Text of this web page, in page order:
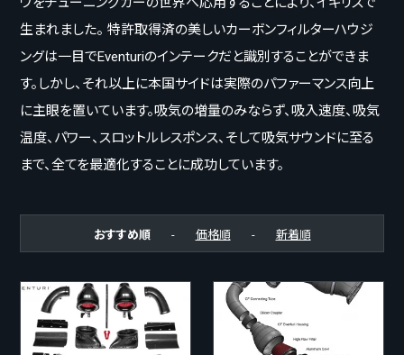
生まれました。 特許取得済の美しいカーボンフィルターハウジ
ングは一目でEventuriのインテークだと識別することができま
す。しかし、それ以上に本国サイドは実際のパファーマンス向上
に主眼を置いています。吸気の増量のみならず、吸入速度、吸気
温度、パワー、スロットルレスポンス、そして吸気サウンドに至る
まで、全てを最適化することに成功しています。
おすすめ順 - 価格順 - 新着順